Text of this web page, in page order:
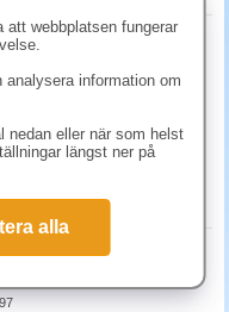
som förbättrar din
för identifiering,
förstärkningsringar för slitna
pärmen ska innehålla.
eller dras ut.
lagar slitna hål och
paper 4x40st/fp
it Index 683-4ABX
webbplatsen fungerar
information om
nedan eller när som helst
längst ner på
alla